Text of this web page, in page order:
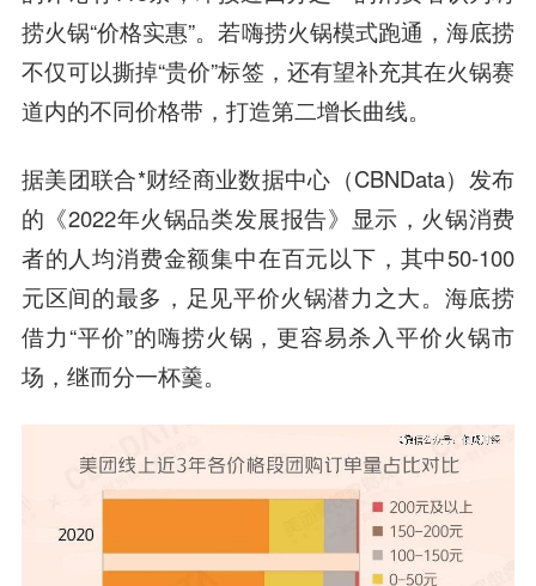
捞火锅“价格实惠”。若嗨捞火锅模式跑通，海底捞
不仅可以撕掉“贵价”标签，还有望补充其在火锅赛
道内的不同价格带，打造第二增长曲线。
据美团联合*财经商业数据中心（CBNData）发布
的《2022年火锅品类发展报告》显示，火锅消费
者的人均消费金额集中在百元以下，其中50-100
元区间的最多，足见平价火锅潜力之大。海底捞
借力“平价”的嗨捞火锅，更容易杀入平价火锅市
场，继而分一杯羹。